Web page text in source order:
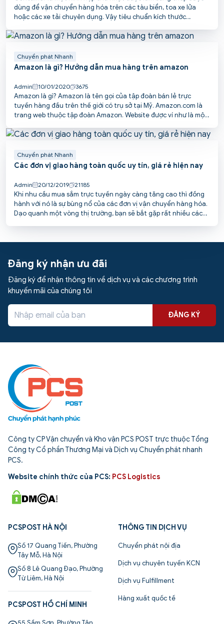
dùng để vận chuyển hàng hóa trên các tàu biển, toa xe lửa
hoặc các xe tải chuyên dụng. Vậy tiêu chuẩn kích thước
bạn đi tìm hiểu cụ thể về vấn đề này.
Chuyển phát Nhanh
Amazon là gì? Hướng dẫn mua hàng trên amazon
Admin 10/01/2020 3675
Amazon là gì? Amazon là tên gọi của tập đoàn bán lẻ trực
tuyến hàng đầu trên thế giới có trụ sở tại Mỹ. Amazon.com là
trang web thuộc tập đoàn Amazon. Website được ví như là một
cuộc sống hàng ngày.
Chuyển phát Nhanh
Các đơn vị giao hàng toàn quốc uy tín, giá rẻ hiện nay
Admin 20/12/2019 21185
Khi nhu cầu mua sắm trực tuyến ngày càng tăng cao thì đồng
hành với nó là sự bùng nổ của các đơn vị vận chuyển hàng hóa.
Dạo quanh một vòng thị trường, bạn sẽ bắt gặp rất nhiều các
vị giao hàng toàn quốc uy tín nào đang được đánh giá cao hiện
Đăng ký nhận ưu đãi
Đăng ký để nhận thông tin về dịch vụ và các chương trình
khuyến mãi của chúng tôi
ĐĂNG KÝ
Công ty CP Vận chuyển và Kho vận PCS POST trực thuộc Tổng
Công ty Cổ phần Thương Mại và Dịch vụ Chuyển phát nhanh
PCS.
Website chính thức của PCS: PCS Logistics
PCSPOST HÀ NỘI
Số 17 Quang Tiến, Phường
Tây Mỗ, Hà Nội
Số 8 Lê Quang Đạo, Phường
Từ Liêm, Hà Nội
PCSPOST HỒ CHÍ MINH
THÔNG TIN DỊCH VỤ
Chuyển phát nội địa
Dịch vụ chuyên tuyến KCN
Dịch vụ Fulfillment
Hàng xuất quốc tế